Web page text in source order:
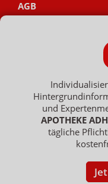
AGB
Vertrag widerrufen
Copyright © 2007 - 2026 ,
Medien GmbH / Franz-
Geschäftsführer: Patrick
Charlottenburg / HRB 204 379
und
APOTHEKE
tägliche